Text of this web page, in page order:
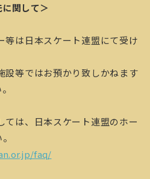
関して＞
等は日本スケート連盟にて受け
等ではお預かり致しかねます
ては、日本スケート連盟のホー
faq/